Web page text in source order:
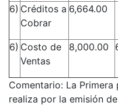
6) Créditos a
Cobrar
6,664.00
6) Costo de
Ventas
8,000.00
Comentario: La
realiza por la emisión